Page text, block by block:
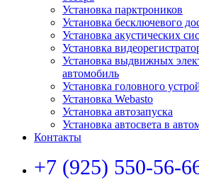
Установка парктроников
Установка бесключевого
Установка акустических
Установка
Установка выдвижных
автомобиль
Установка головного
Установка Webasto
Установка автозапуска
Установка автосвета в
Контакты
+7 (925) 550-56-